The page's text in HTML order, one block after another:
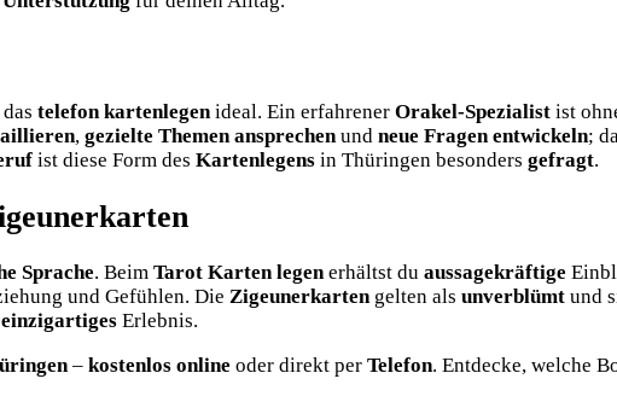
telefon kartenlegenideal. Ein erfahrener Orakel-Spezialist ist
, gezielte Themen ansprechenund neue Fragen entwickeln;
ist diese Form des Kartenlegens in Thüringen besonders gefragt.
Sprache. Beim Tarot Karten legen erhältst du aussagekräftige
und Gefühlen. Die Zigeunerkarten gelten als unverblümt und
einzigartiges Erlebnis.
– kostenlos online oder direkt per Telefon. Entdecke, welche